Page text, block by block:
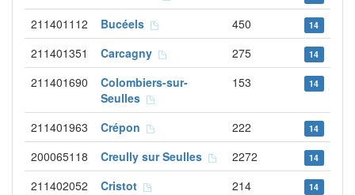
211401112 Bucéels 450 14
211401351 Carcagny 275 14
211401690
Colombiers-sur-
Seulles
153 14
211401963 Crépon 222 14
200065118 Creully sur Seulles 2272 14
211402052 Cristot 214 14